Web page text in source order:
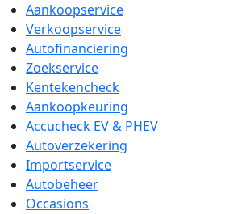
Aankoopservice
Verkoopservice
Autofinanciering
Zoekservice
Kentekencheck
Aankoopkeuring
Accucheck EV & PHEV
Autoverzekering
Importservice
Autobeheer
Occasions